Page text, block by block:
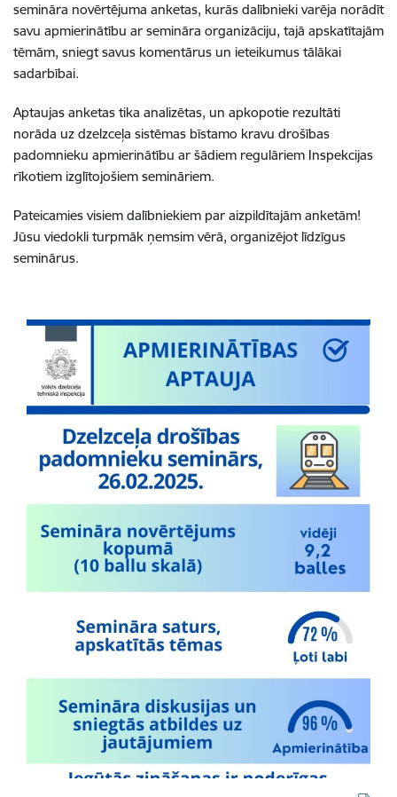
semināra novērtējuma anketas, kurās dalībnieki varēja norādīt
savu apmierinātību ar semināra organizāciju, tajā apskatītajām
tēmām, sniegt savus komentārus un ieteikumus tālākai
sadarbībai.
Aptaujas anketas tika analizētas, un apkopotie rezultāti
norāda uz dzelzceļa sistēmas bīstamo kravu drošības
padomnieku apmierinātību ar šādiem regulāriem Inspekcijas
rīkotiem izglītojošiem semināriem.
Pateicamies visiem dalībniekiem par aizpildītajām anketām!
Jūsu viedokli turpmāk ņemsim vērā, organizējot līdzīgus
seminārus.